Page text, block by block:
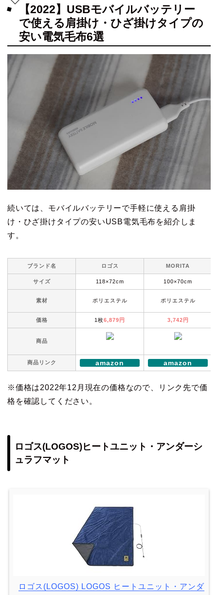
【2022】USBモバイルバッテリー
で使える肩掛け・ひざ掛けタイプの
安い電気毛布6選
続いては、モバイルバッテリーで手軽に使える肩掛
け・ひざ掛けタイプの安いUSB電気毛布を紹介しま
す。
ブランド名 ロゴス MORITA
サイズ 118×72cm 100×70cm
素材 ポリエステル ポリエステル
価格 1枚6,879円 3,742円
商品
商品リンク amazon amazon
※価格は2022年12月現在の価格なので、リンク先で価
格を確認してください。
ロゴス(LOGOS)ヒートユニット・アンダーシ
ュラフマット
ロゴス(LOGOS) LOGOS ヒートユニット・アンダ